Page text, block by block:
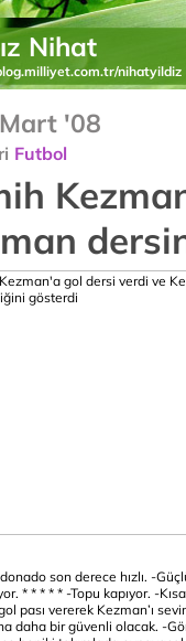
Nihat
nihatyildiz
'08
Futbol
son derece hızlı. -
* * * * * -Topu kapıyor. -
pası vererek Kezman’ı
daha bir güvenli olacak. -